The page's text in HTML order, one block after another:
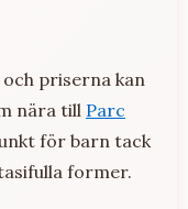
priserna kan
nära till Parc
för barn tack
former.